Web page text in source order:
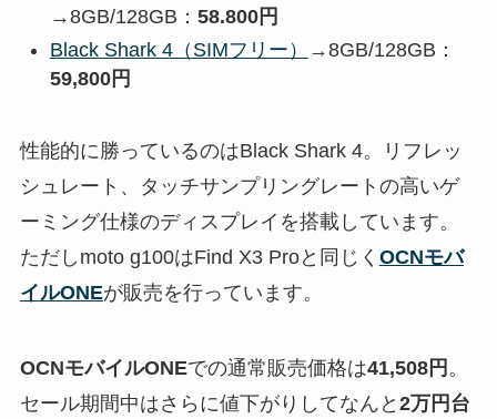
→8GB/128GB： 58.800円
Black Shark 4（SIMフリー）
→8GB/128GB：
59,800円
性能的に勝っているのはBlack Shark 4。リフレッ
シュレート、タッチサンプリングレートの高いゲ
ーミング仕様のディスプレイを搭載しています。
ただしmoto g100はFind X3 Proと同じく OCNモバ
イルONEが販売を行っています。
OCNモバイルONEでの通常販売価格は41,508円 。
セール期間中はさらに値下がりしてなんと 2万円台